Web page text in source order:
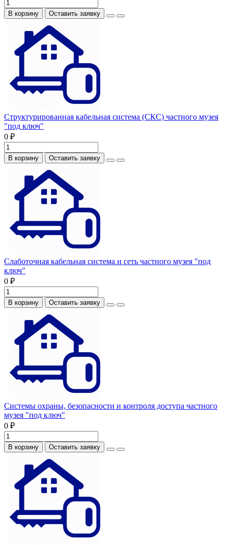
В корзину Оставить заявку
Структурированная кабельная система (СКС) частного музея
"под ключ"
0 ₽
В корзину Оставить заявку
Слаботочная кабельная система и сеть частного музея "под
ключ"
0 ₽
В корзину Оставить заявку
Системы охраны, безопасности и контроля доступа частного
музея "под ключ"
0 ₽
В корзину Оставить заявку